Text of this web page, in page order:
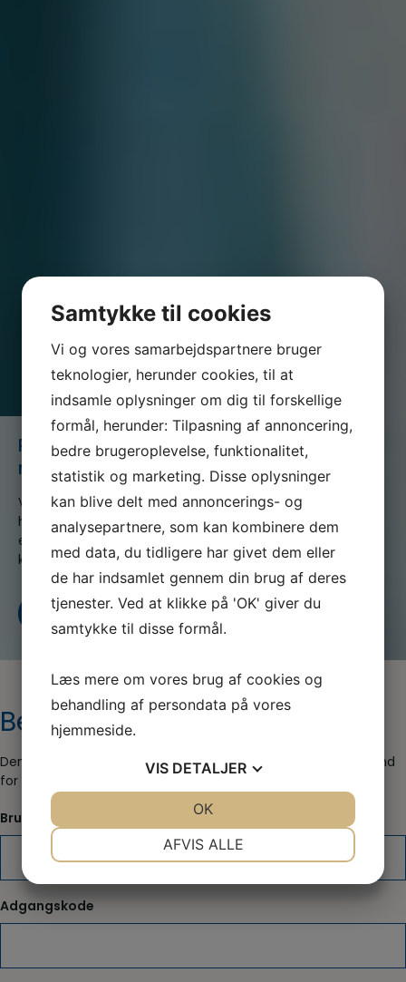
Referat generalforsamling den 2.
marts 2013
Vi er en del af serviceforbundet og er til for at
hjælpe dig når du er i tvivl, skal skal godt videre
eller søger nyt, både som din fagforening og A-
kasse
Kontakt os Bliv medlem i dag
Beskyttet indhold
Denne side er kun tilgængelig for medlemmer, log venligst ind
for at se indholdet:
Brugernavn eller e-mailadresse
Adgangskode
Samtykke til cookies
Vi og vores samarbejdspartnere bruger
teknologier, herunder cookies, til at
indsamle oplysninger om dig til forskellige
formål, herunder: Tilpasning af annoncering,
bedre brugeroplevelse, funktionalitet,
statistik og marketing. Disse oplysninger
kan blive delt med annoncerings- og
analysepartnere, som kan kombinere dem
med data, du tidligere har givet dem eller
de har indsamlet gennem din brug af deres
tjenester. Ved at klikke på 'OK' giver du
samtykke til disse formål.
Læs mere om vores brug af cookies og
behandling af persondata på vores
hjemmeside.
VIS DETALJER
AFVIS ALLE
OK